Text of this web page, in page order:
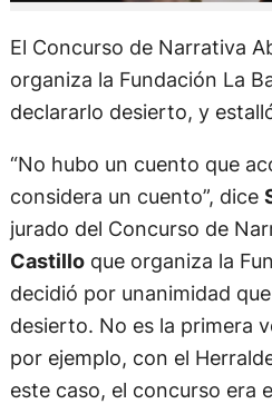
El Concurso de Narrativa
organiza la Fundación La
declararlo desierto, y
“No hubo un cuento que
considera un cuento”, dice
jurado del Concurso de
Castilloque organiza la
decidió por unanimidad
desierto. No es la primera
por ejemplo, con el
este caso, el concurso era